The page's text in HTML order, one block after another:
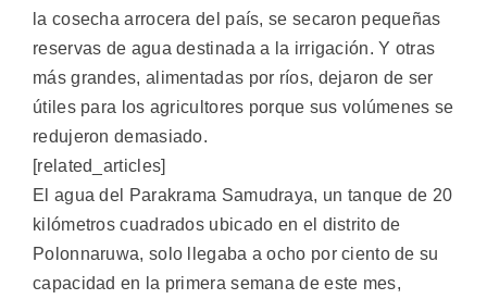
la cosecha arrocera del país, se secaron pequeñas
reservas de agua destinada a la irrigación. Y otras
más grandes, alimentadas por ríos, dejaron de ser
útiles para los agricultores porque sus volúmenes se
redujeron demasiado.
[related_articles]
El agua del Parakrama Samudraya, un tanque de 20
kilómetros cuadrados ubicado en el distrito de
Polonnaruwa, solo llegaba a ocho por ciento de su
capacidad en la primera semana de este mes,